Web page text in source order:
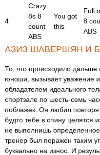
4
Crazy
8s 8
count
ABS
You got
this
Full
8
ABS
АЗИЗ ШАВЕРШЯН И
То, что происходило дальше
юноши, вызывает уважение
обладателем идеального
спортзале по шесть-семь
поблажек. Он любил
будто тебе в спину целятся
не выполнишь
тренер был поражен таким
буквально на износ. И